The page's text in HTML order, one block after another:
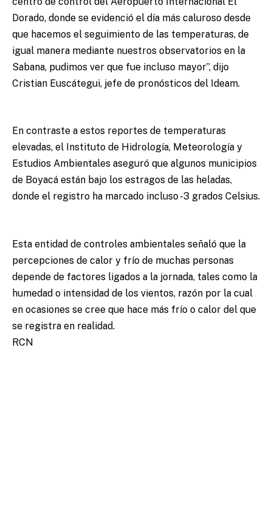
Dorado, donde se evidenció el día más caluroso desde
que hacemos el seguimiento de las temperaturas, de
igual manera mediante nuestros observatorios en la
Sabana, pudimos ver que fue incluso mayor”, dijo
Cristian Euscátegui, jefe de pronósticos del Ideam.
En contraste a estos reportes de temperaturas
elevadas, el Instituto de Hidrología, Meteorología y
Estudios Ambientales aseguró que algunos municipios
de Boyacá están bajo los estragos de las heladas,
donde el registro ha marcado incluso -3 grados Celsius.
Esta entidad de controles ambientales señaló que la
percepciones de calor y frío de muchas personas
depende de factores ligados a la jornada, tales como la
humedad o intensidad de los vientos, razón por la cual
en ocasiones se cree que hace más frío o calor del que
se registra en realidad.
RCN